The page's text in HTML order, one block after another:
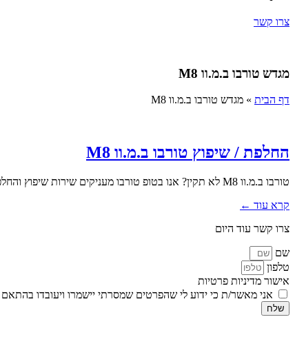
צרו קשר
מגדש טורבו ב.מ.וו M8
דף הבית » מגדש טורבו ב.מ.וו M8
החלפת / שיפוץ טורבו ב.מ.וו M8
טורבו ב.מ.וו M8 לא תקין? אנו בטופ טורבו מעניקים שירות שיפוץ והחלפת טורבו מקצועי כולל פירוק והרכבה. במסגרת השירות אנו מבצעים...
קרא עוד ←
צרו קשר עוד היום
שם
טלפון
אישור מדיניות פרטיות
אני מאשר/ת כי ידוע לי שהפרטים שמסרתי יישמרו ויעובדו בהתאם לחוק הגנת
שלח